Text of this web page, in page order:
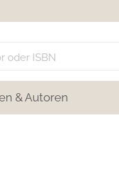
& Autoren